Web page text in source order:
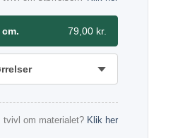
79,00 kr.
I tvivl om materialet? Klik her